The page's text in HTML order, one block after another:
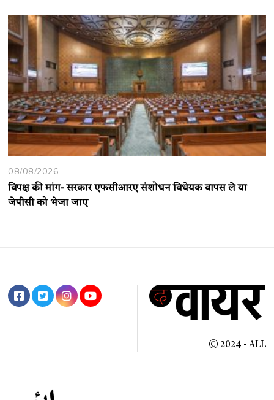
08/08/2026
विपक्ष की मांग- सरकार एफसीआरए संशोधन विधेयक वापस ले या
जेपीसी को भेजा जाए
© 2024 - ALL